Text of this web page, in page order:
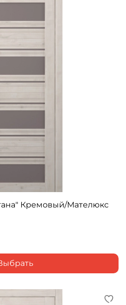
Кремовый/Мателюкс